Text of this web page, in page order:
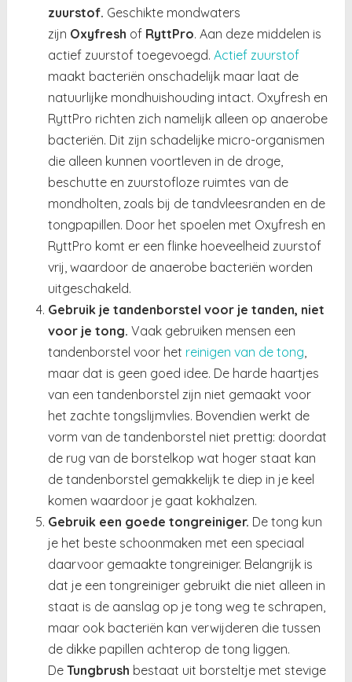
zuurstof. Geschikte mondwaters
zijn Oxyfresh of RyttPro. Aan deze middelen is
actief zuurstof toegevoegd. Actief zuurstof
maakt bacteriën onschadelijk maar laat de
natuurlijke mondhuishouding intact. Oxyfresh en
RyttPro richten zich namelijk alleen op anaerobe
bacteriën. Dit zijn schadelijke micro-organismen
die alleen kunnen voortleven in de droge,
beschutte en zuurstofloze ruimtes van de
mondholten, zoals bij de tandvleesranden en de
tongpapillen. Door het spoelen met Oxyfresh en
RyttPro komt er een flinke hoeveelheid zuurstof
vrij, waardoor de anaerobe bacteriën worden
uitgeschakeld.
Gebruik je tandenborstel voor je tanden, niet
voor je tong. Vaak gebruiken mensen een
tandenborstel voor het reinigen van de tong
maar dat is geen goed idee. De harde haartjes
van een tandenborstel zijn niet gemaakt voor
het zachte tongslijmvlies. Bovendien werkt de
vorm van de tandenborstel niet prettig: doordat
de rug van de borstelkop wat hoger staat kan
de tandenborstel gemakkelijk te diep in je keel
komen waardoor je gaat kokhalzen.
Gebruik een goede tongreiniger. De tong kun
je het beste schoonmaken met een speciaal
daarvoor gemaakte tongreiniger. Belangrijk is
dat je een tongreiniger gebruikt die niet alleen in
staat is de aanslag op je tong weg te schrapen,
maar ook bacteriën kan verwijderen die tussen
de dikke papillen achterop de tong liggen.
De Tungbrush bestaat uit borsteltje met stevige